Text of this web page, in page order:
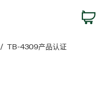
TB-4309产品认证